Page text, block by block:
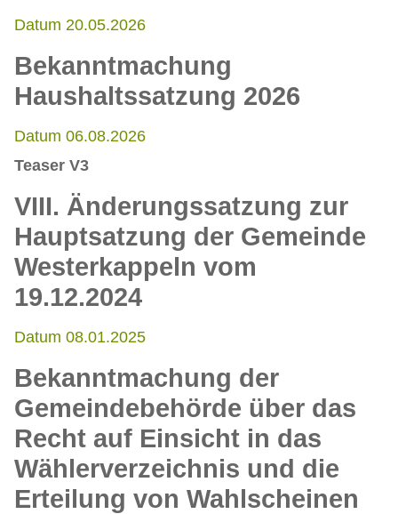
Datum 20.05.2026
Bekanntmachung
Haushaltssatzung 2026
Datum 06.08.2026
Teaser V3
VIII. Änderungssatzung zur
Hauptsatzung der Gemeinde
Westerkappeln vom
19.12.2024
Datum 08.01.2025
Bekanntmachung der
Gemeindebehörde über das
Recht auf Einsicht in das
Wählerverzeichnis und die
Erteilung von Wahlscheinen